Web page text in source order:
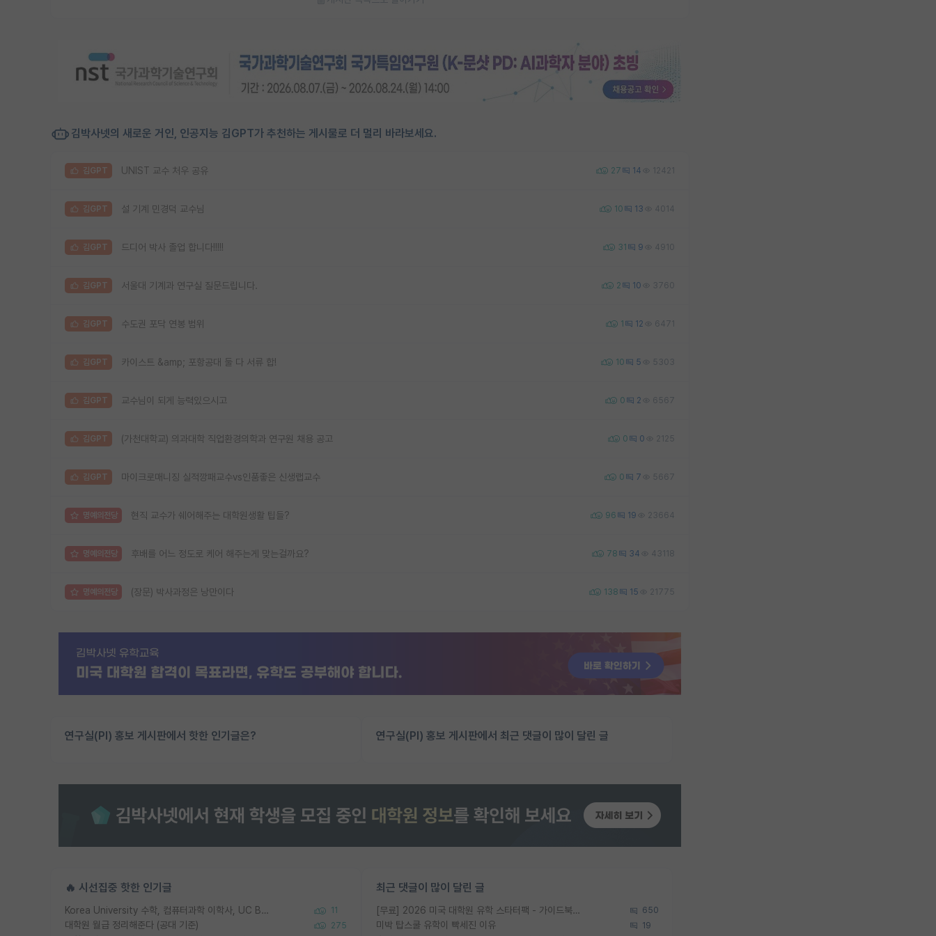
김박사넷의 새로운 거인, 인공지능 김GPT가 추천하는 게시물로 더 멀리 바라보세요.
김GPT UNIST 교수 처우 공유 27 14 12421
김GPT 설 기계 민경덕 교수님 10 13 4014
김GPT 드디어 박사 졸업 합니다!!!!! 31 9 4910
김GPT 서울대 기계과 연구실 질문드립니다. 2 10 3760
김GPT 수도권 포닥 연봉 범위 1 12 6471
김GPT 카이스트 &amp; 포항공대 둘 다 서류 합! 10 5 5303
김GPT 교수님이 되게 능력있으시고 0 2 6567
김GPT (가천대학교) 의과대학 직업환경의학과 연구원 채용 공고 0 0 2125
김GPT 마이크로매니징 실적깡패교수vs인품좋은 신생랩교수 0 7 5667
명예의전당 현직 교수가 쉐어해주는 대학원생활 팁들? 96 19 23664
명예의전당 후배를 어느 정도로 케어 해주는게 맞는걸까요? 78 34 43118
명예의전당 (장문) 박사과정은 낭만이다 138 15 21775
연구실(PI) 홍보 게시판에서 핫한 인기글은? 연구실(PI) 홍보 게시판에서 최근 댓글이 많이 달린 글
🔥 시선집중 핫한 인기글
Korea University 수학, 컴퓨터과학 이학사, UC Berkeley 산업공학 대학원 공학박사가 되는 것은 쉽지 않겠죠? 11
대학원 월급 정리해준다 (공대 기준) 275
최근 댓글이 많이 달린 글
[무료] 2026 미국 대학원 유학 스타터팩 - 가이드북 & 합격자 컨택메일 템플릿 650
미박 탑스쿨 유학이 빡세진 이유 19